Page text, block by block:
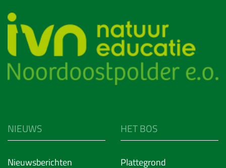
NIEUWS
Nieuwsberichten
HET BOS
Plattegrond